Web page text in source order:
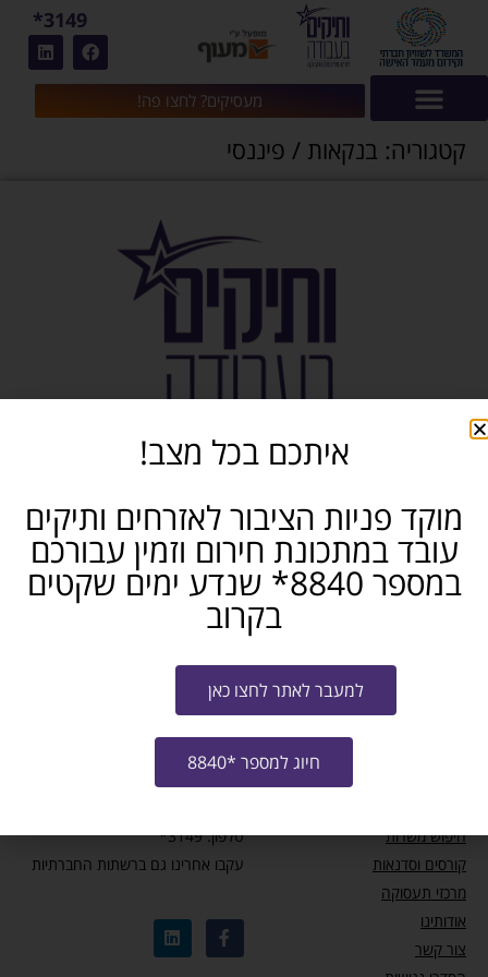
מעסיקים? לחצו פה!
3149*
קטגוריה: בנקאות / פיננסי
מידע ומאמרים
עדכון זכאות לחל”ת – מבצע שאגת הארי
המוקד לאזרחים ותיקים: כדאי להכיר
תכנית למתן שוברים לקבלת הכשרה מקצועית
חיפוש משרות
קורסים וסדנאות
מרכזי תעסוקה
אודותינו
צור קשר
צרו קשר
טלפון: 3149*
עקבו אחרינו גם ברשתות החברתיות
איתכם בכל מצב!
מוקד פניות הציבור לאזרחים ותיקים
עובד במתכונת חירום וזמין עבורכם
במספר 8840* שנדע ימים שקטים
בקרוב
למעבר לאתר לחצו כאן
חיוג למספר *8840